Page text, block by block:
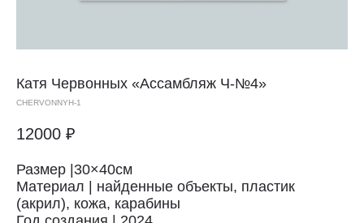
Катя Червонных «Ассамбляж Ч-№4»
CHERVONNYH-1
12000 ₽
Размер |30×40см
Материал | найденные объекты, пластик
(акрил), кожа, карабины